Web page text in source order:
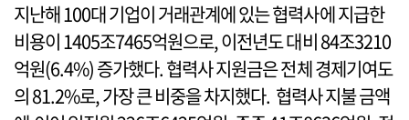
지난해 100대 기업이 거래관계에 있는 협력사에 지급한
비용이 1405조7465억원으로, 이전년도 대비 84조3210
억원(6.4%) 증가했다. 협력사 지원금은 전체 경제기여도
의 81.2%로, 가장 큰 비중을 차지했다. 협력사 지불 금액